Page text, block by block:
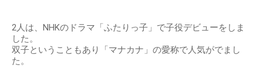
2人は、NHKのドラマ「ふたりっ子」で子役デビューをしま
した。
双子ということもあり「マナカナ」の愛称で人気がでまし
た。